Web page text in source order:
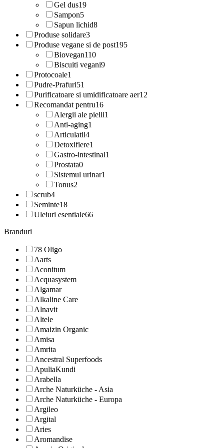
Gel dus19
Sampon5
Sapun lichid8
Produse solidare3
Produse vegane si de post195
Biovegan110
Biscuiti vegani9
Protocoale1
Pudre-Prafuri51
Purificatoare si umidificatoare aer12
Recomandat pentru16
Alergii ale pielii1
Anti-aging1
Articulatii4
Detoxifiere1
Gastro-intestinal1
Prostata0
Sistemul urinar1
Tonus2
scrub4
Seminte18
Uleiuri esentiale66
Branduri
78 Oligo
Aarts
Aconitum
Acquasystem
Algamar
Alkaline Care
Alnavit
Altele
Amaizin Organic
Amisa
Amrita
Ancestral Superfoods
ApuliaKundi
Arabella
Arche Naturküche - Asia
Arche Naturküche - Europa
Argileo
Argital
Aries
Aromandise